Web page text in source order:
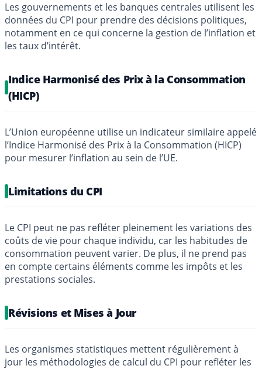
Les gouvernements et les banques centrales utilisent les
données du CPI pour prendre des décisions politiques,
notamment en ce qui concerne la gestion de l’inflation et
les taux d’intérêt.
Indice Harmonisé des Prix à la Consommation
(HICP)
L’Union européenne utilise un indicateur similaire appelé
l’Indice Harmonisé des Prix à la Consommation (HICP)
pour mesurer l’inflation au sein de l’UE.
Limitations du CPI
Le CPI peut ne pas refléter pleinement les variations des
coûts de vie pour chaque individu, car les habitudes de
consommation peuvent varier. De plus, il ne prend pas
en compte certains éléments comme les impôts et les
prestations sociales.
Révisions et Mises à Jour
Les organismes statistiques mettent régulièrement à
jour les méthodologies de calcul du CPI pour refléter les